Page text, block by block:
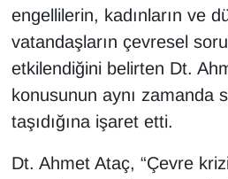
engellilerin, kadınların ve
vatandaşların çevresel
etkilendiğini belirten Dt.
konusunun aynı zamanda
taşıdığına işaret etti.
Dt. Ahmet Ataç, “Çevre